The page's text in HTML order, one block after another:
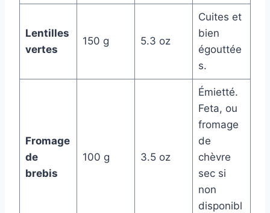
Lentilles
vertes
150 g 5.3 oz
Cuites et
bien
égouttée
s.
Fromage
de
brebis
100 g 3.5 oz
Émietté.
Feta, ou
fromage
de
chèvre
sec si
non
disponibl